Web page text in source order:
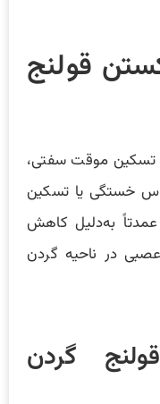
قولنج
تسکین موقت سفتی،
خستگی یا تسکین
به‌دلیل کاهش
در ناحیه گردن
گردن